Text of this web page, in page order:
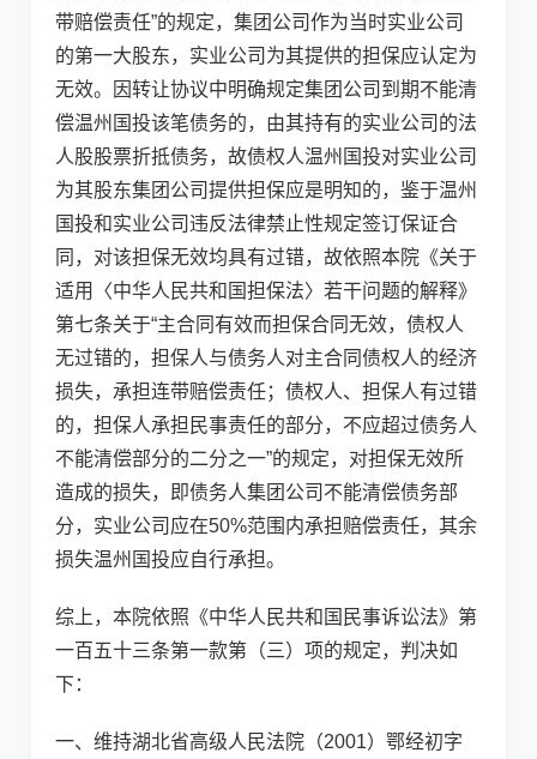
带赔偿责任”的规定，集团公司作为当时实业公司
的第一大股东，实业公司为其提供的担保应认定为
无效。因转让协议中明确规定集团公司到期不能清
偿温州国投该笔债务的，由其持有的实业公司的法
人股股票折抵债务，故债权人温州国投对实业公司
为其股东集团公司提供担保应是明知的，鉴于温州
国投和实业公司违反法律禁止性规定签订保证合
同，对该担保无效均具有过错，故依照本院《关于
适用〈中华人民共和国担保法〉若干问题的解释》
第七条关于“主合同有效而担保合同无效，债权人
无过错的，担保人与债务人对主合同债权人的经济
损失，承担连带赔偿责任；债权人、担保人有过错
的，担保人承担民事责任的部分，不应超过债务人
不能清偿部分的二分之一”的规定，对担保无效所
造成的损失，即债务人集团公司不能清偿债务部
分，实业公司应在50%范围内承担赔偿责任，其余
损失温州国投应自行承担。
综上，本院依照《中华人民共和国民事诉讼法》第
一百五十三条第一款第（三）项的规定，判决如
下：
一、维持湖北省高级人民法院（2001）鄂经初字